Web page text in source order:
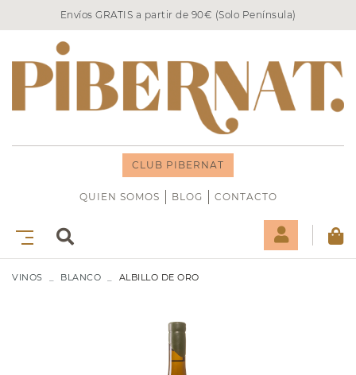
Envíos GRATIS a partir de 90€ (Solo Península)
CLUB PIBERNAT
QUIEN SOMOS BLOG CONTACTO
VINOS BLANCO ALBILLO DE ORO